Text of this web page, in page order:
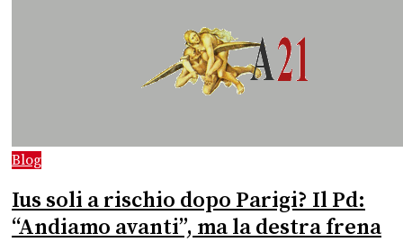
Blog
Ius soli a rischio dopo Parigi? Il Pd:
“Andiamo avanti”, ma la destra frena